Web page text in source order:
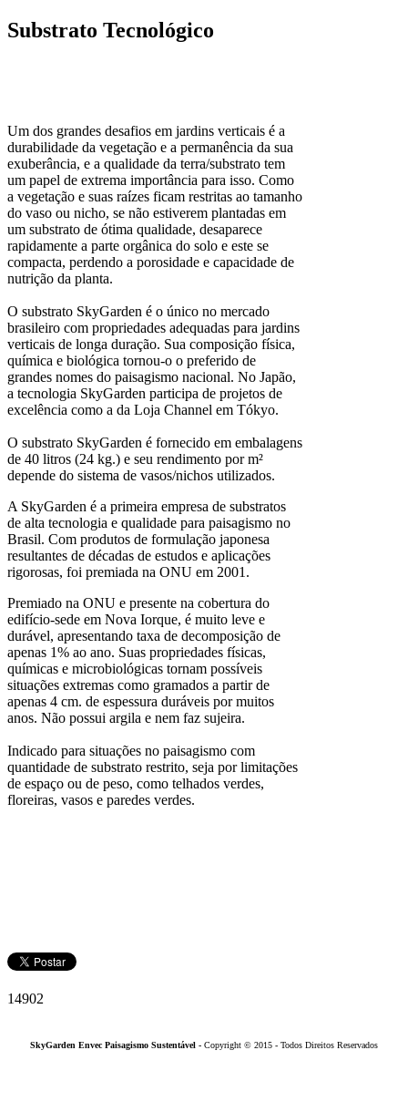
Substrato Tecnológico
Um dos grandes desafios em jardins verticais é a
durabilidade da vegetação e a permanência da sua
exuberância, e a qualidade da terra/substrato tem
um papel de extrema importância para isso. Como
a vegetação e suas raízes ficam restritas ao tamanho
do vaso ou nicho, se não estiverem plantadas em
um substrato de ótima qualidade, desaparece
rapidamente a parte orgânica do solo e este se
compacta, perdendo a porosidade e capacidade de
nutrição da planta.
O substrato SkyGarden é o único no mercado
brasileiro com propriedades adequadas para jardins
verticais de longa duração. Sua composição física,
química e biológica tornou-o o preferido de
grandes nomes do paisagismo nacional. No Japão,
a tecnologia SkyGarden participa de projetos de
excelência como a da Loja Channel em Tókyo.
O substrato SkyGarden é fornecido em embalagens
de 40 litros (24 kg.) e seu rendimento por m²
depende do sistema de vasos/nichos utilizados.
A SkyGarden é a primeira empresa de substratos
de alta tecnologia e qualidade para paisagismo no
Brasil. Com produtos de formulação japonesa
resultantes de décadas de estudos e aplicações
rigorosas, foi premiada na ONU em 2001.
Premiado na ONU e presente na cobertura do
edifício-sede em Nova Iorque, é muito leve e
durável, apresentando taxa de decomposição de
apenas 1% ao ano. Suas propriedades físicas,
químicas e microbiológicas tornam possíveis
situações extremas como gramados a partir de
apenas 4 cm. de espessura duráveis por muitos
anos. Não possui argila e nem faz sujeira.
Indicado para situações no paisagismo com
quantidade de substrato restrito, seja por limitações
de espaço ou de peso, como telhados verdes,
floreiras, vasos e paredes verdes.
14902
SkyGarden Envec Paisagismo Sustentável - Copyright © 2015 - Todos Direitos Reservados